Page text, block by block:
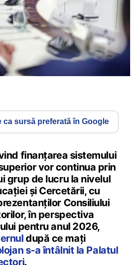
ca sursă preferată în Google
finanțarea sistemului
vor continua prin
grup de lucru la nivelul
și Cercetării, cu
Consiliului
în perspectiva
pentru anul 2026,
după ce mați
s-a întâlnit la Palatul
.